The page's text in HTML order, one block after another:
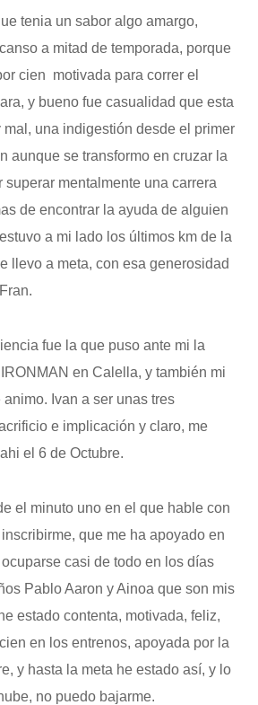
tenia un sabor algo amargo,
a mitad de temporada, porque
cien motivada para correr el
y bueno fue casualidad que esta
una indigestión desde el primer
aunque se transformo en cruzar la
superar mentalmente una carrera
de encontrar la ayuda de alguien
a mi lado los últimos km de la
llevo a meta, con esa generosidad
fue la que puso ante mi la
en Calella, y también mi
Ivan a ser unas tres
e implicación y claro, me
el 6 de Octubre.
el minuto uno en el que hable con
que me ha apoyado en
casi de todo en los días
Pablo Aaron y Ainoa que son mis
estado contenta, motivada, feliz,
en los entrenos, apoyada por la
y hasta la meta he estado así, y lo
no puedo bajarme.